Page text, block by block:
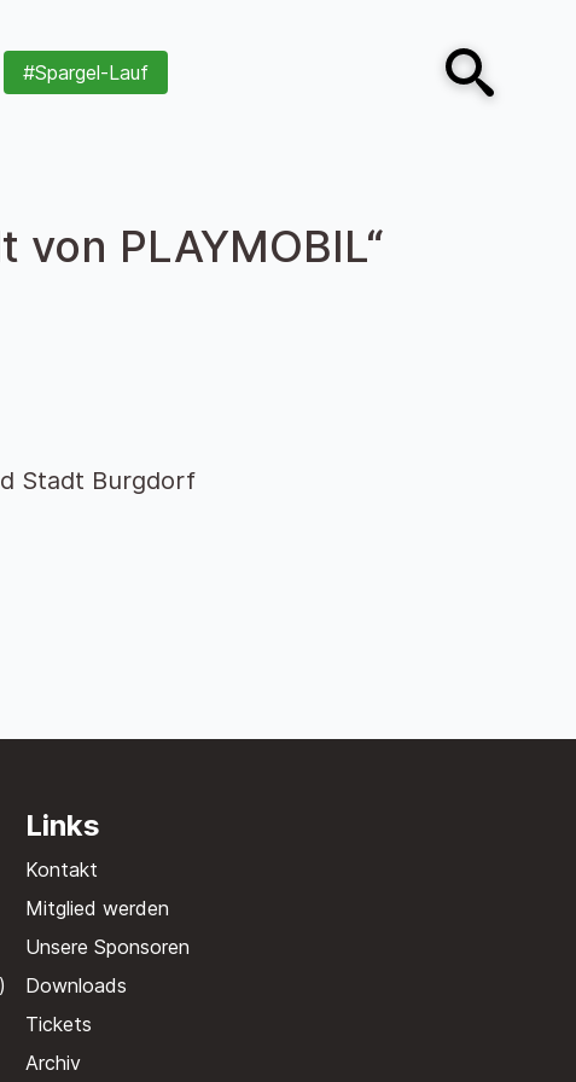
#Spargel-Lauf
Open search
PLAYMOBIL“
Stadt Burgdorf
Links
Kontakt
Mitglied werden
Unsere Sponsoren
Downloads
Tickets
Archiv